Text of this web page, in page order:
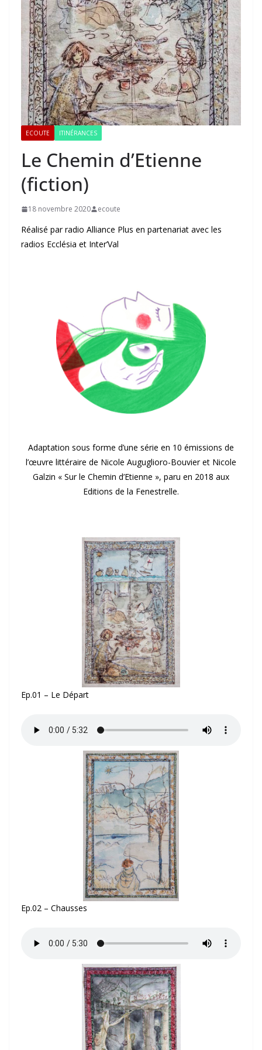
ECOUTE ITINÉRANCES
Le Chemin d’Etienne
(fiction)
18 novembre 2020 ecoute
Réalisé par radio Alliance Plus en partenariat avec les
radios Ecclésia et Inter’Val
Adaptation sous forme d’une série en 10 émissions de
l’œuvre littéraire de Nicole Auguglioro-Bouvier et Nicole
Galzin « Sur le Chemin d’Etienne », paru en 2018 aux
Editions de la Fenestrelle.
Ep.01 – Le Départ
Ep.02 – Chausses